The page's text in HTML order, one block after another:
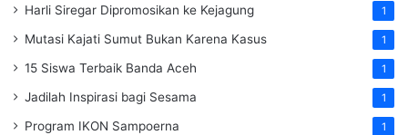
Harli Siregar Dipromosikan ke Kejagung 1
Mutasi Kajati Sumut Bukan Karena Kasus 1
15 Siswa Terbaik Banda Aceh 1
Jadilah Inspirasi bagi Sesama 1
Program IKON Sampoerna 1